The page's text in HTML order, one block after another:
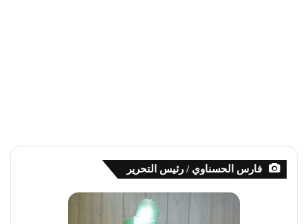
فارس الحسناوي / رئيس التحرير